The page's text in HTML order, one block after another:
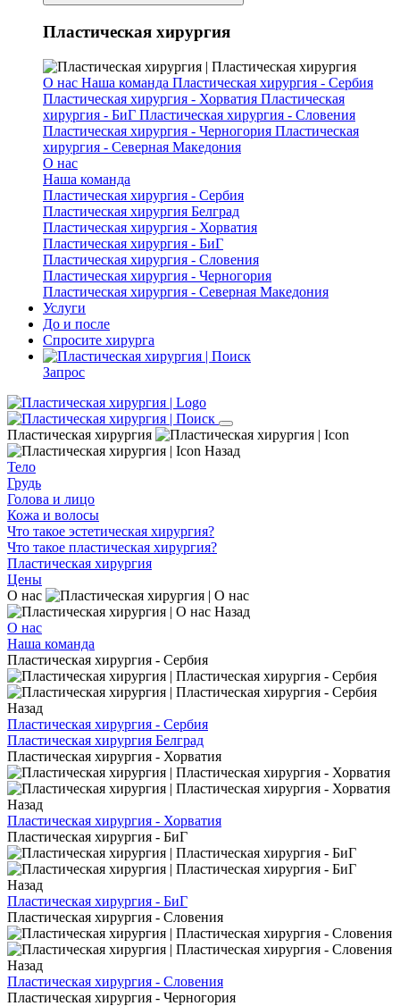
Пластическая хирургия
О нас Наша команда Пластическая хирургия - Сербия
Пластическая хирургия - Хорватия Пластическая
хирургия - БиГ Пластическая хирургия - Словения
Пластическая хирургия - Черногория Пластическая
хирургия - Северная Македония
О нас
Наша команда
Пластическая хирургия - Сербия
Пластическая хирургия Белград
Пластическая хирургия - Хорватия
Пластическая хирургия - БиГ
Пластическая хирургия - Словения
Пластическая хирургия - Черногория
Пластическая хирургия - Северная Македония
Услуги
До и после
Спросите хирурга
Запрос
Пластическая хирургия
Назад
Тело
Грудь
Голова и лицо
Кожа и волосы
Что такое эстетическая хирургия?
Что такое пластическая хирургия?
Пластическая хирургия
Цены
О нас
Назад
О нас
Наша команда
Пластическая хирургия - Сербия
Назад
Пластическая хирургия - Сербия
Пластическая хирургия Белград
Пластическая хирургия - Хорватия
Назад
Пластическая хирургия - Хорватия
Пластическая хирургия - БиГ
Назад
Пластическая хирургия - БиГ
Пластическая хирургия - Словения
Назад
Пластическая хирургия - Словения
Пластическая хирургия - Черногория